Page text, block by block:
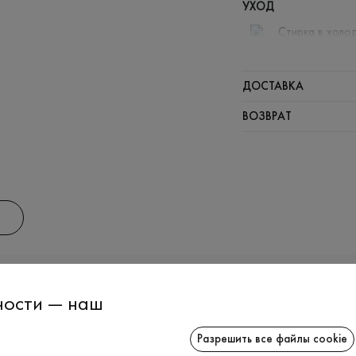
УХОД
Стирка в
ДОСТАВКА
ВОЗВРАТ
— наш
Разрешить все файлы cookie